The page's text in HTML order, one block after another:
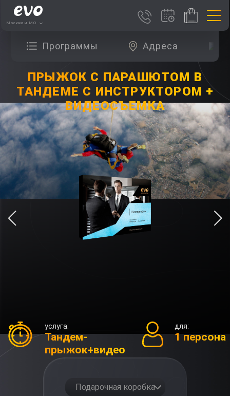
Москва и МО
Программы Адреса
ПРЫЖОК С ПАРАШЮТОМ В
ТАНДЕМЕ С ИНСТРУКТОРОМ +
ВИДЕОСЪЕМКА
услуга:
Тандем-
прыжок+видео
для:
1 персона
Подарочная коробка